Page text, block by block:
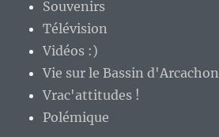
Souvenirs
Télévision
Vidéos :)
Vie sur le Bassin d'Arcachon
Vrac'attitudes !
Polémique